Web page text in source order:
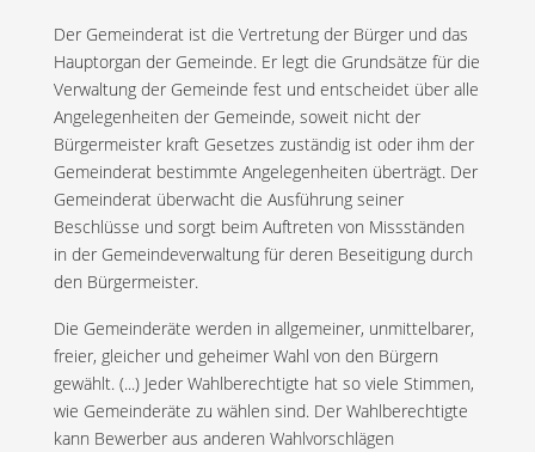
Der Gemeinderat ist die Vertretung der Bürger und das
Hauptorgan der Gemeinde. Er legt die Grundsätze für die
Verwaltung der Gemeinde fest und entscheidet über alle
Angelegenheiten der Gemeinde, soweit nicht der
Bürgermeister kraft Gesetzes zuständig ist oder ihm der
Gemeinderat bestimmte Angelegenheiten überträgt. Der
Gemeinderat überwacht die Ausführung seiner
Beschlüsse und sorgt beim Auftreten von Missständen
in der Gemeindeverwaltung für deren Beseitigung durch
den Bürgermeister.
Die Gemeinderäte werden in allgemeiner, unmittelbarer,
freier, gleicher und geheimer Wahl von den Bürgern
gewählt. (...) Jeder Wahlberechtigte hat so viele Stimmen,
wie Gemeinderäte zu wählen sind. Der Wahlberechtigte
kann Bewerber aus anderen Wahlvorschlägen